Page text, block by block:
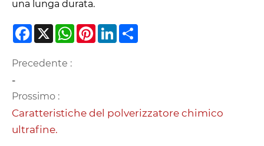
una lunga durata.
Facebook
X WhatsApp
Pinterest
LinkedIn
Precedente :
-
Prossimo :
Caratteristiche del polverizzatore chimico
ultrafine.